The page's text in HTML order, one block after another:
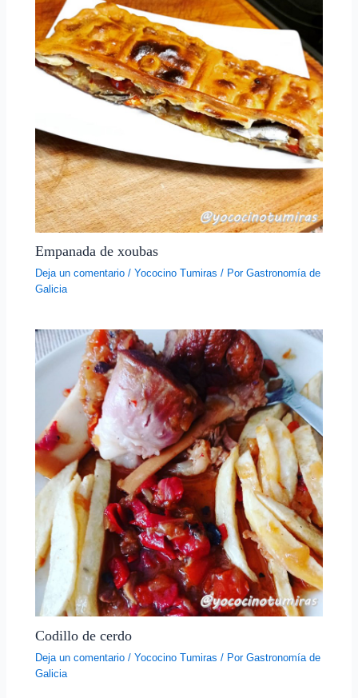
Empanada de xoubas
Deja un comentario /Yococino Tumiras / PorGastronomía de
Galicia
Codillo de cerdo
Deja un comentario /Yococino Tumiras / PorGastronomía de
Galicia